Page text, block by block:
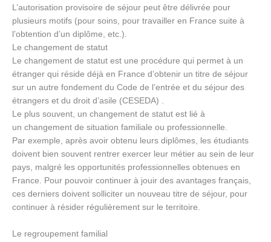
L’autorisation provisoire de séjour peut être délivrée pour
plusieurs motifs (pour soins, pour travailler en France suite à
l’obtention d’un diplôme, etc.).
Le changement de statut
Le changement de statut est une procédure qui permet à un
étranger qui réside déjà en France d’obtenir un titre de séjour
sur un autre fondement du Code de l’entrée et du séjour des
étrangers et du droit d’asile (CESEDA) .
Le plus souvent, un changement de statut est lié à
un changement de situation familiale ou professionnelle.
Par exemple, après avoir obtenu leurs diplômes, les étudiants
doivent bien souvent rentrer exercer leur métier au sein de leur
pays, malgré les opportunités professionnelles obtenues en
France. Pour pouvoir continuer à jouir des avantages français,
ces derniers doivent solliciter un nouveau titre de séjour, pour
continuer à résider régulièrement sur le territoire.
Le regroupement familial